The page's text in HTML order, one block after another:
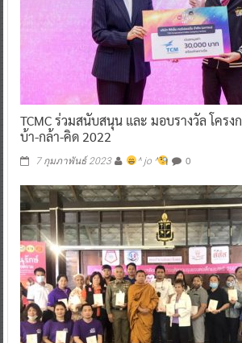
TCMC ร่วมสนับสนุน และ มอบรางวัล โครง
บ้า-กล้า-คิด 2022
7 กุมภาพันธ์ 2023 ^ jo ^ 0